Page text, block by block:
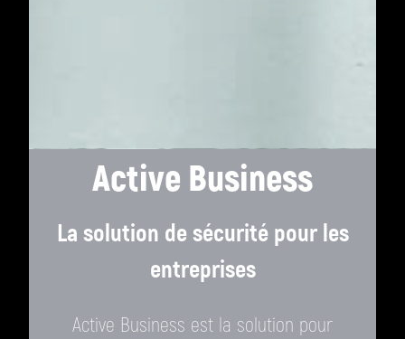
Active Business
La solution de sécurité pour les
entreprises
Active Business est la solution pour